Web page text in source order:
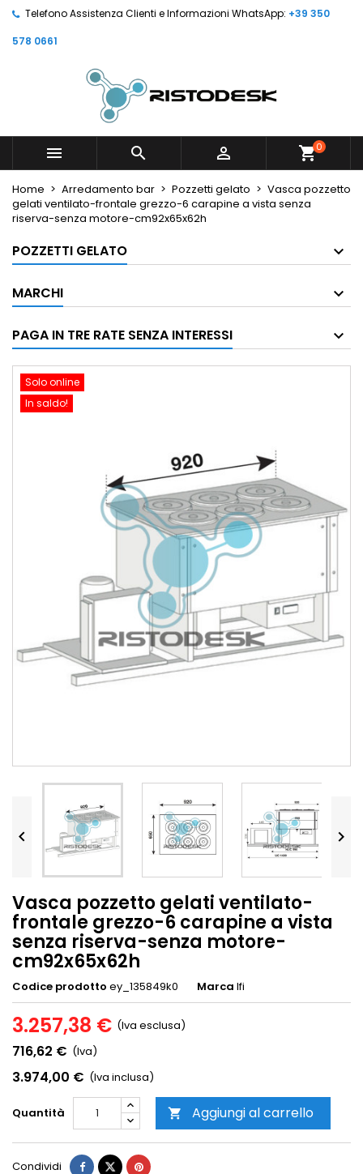
Telefono Assistenza Clienti e Informazioni WhatsApp: +39 350
578 0661
   shopping_cart0
Home Arredamento bar Pozzetti gelato
Vasca pozzetto
gelati ventilato-frontale grezzo-6 carapine a vista senza
riserva-senza motore-cm92x65x62h
POZZETTI GELATO
MARCHI
PAGA IN TRE RATE SENZA INTERESSI
Solo online
In saldo!
 
Vasca pozzetto gelati ventilato-
frontale grezzo-6 carapine a vista
senza riserva-senza motore-
cm92x65x62h
Codice prodotto ey_135849k0 Marca Ifi
3.257,38 € (Iva esclusa)
716,62 € (Iva)
3.974,00 € (Iva inclusa)
Quantità  Aggiungi al carrello
Condividi